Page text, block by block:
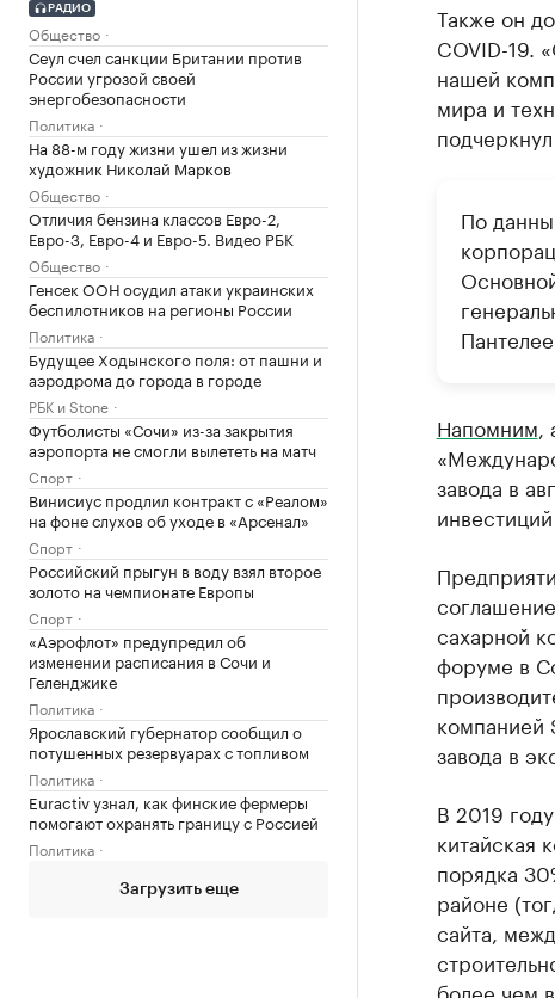
РАДИО
Общество
Сеул счел санкции Британии против
России угрозой своей
энергобезопасности
Политика
На 88-м году жизни ушел из жизни
художник Николай Марков
Общество
Отличия бензина классов Евро-2,
Евро-3, Евро-4 и Евро-5. Видео РБК
Общество
Генсек ООН осудил атаки украинских
беспилотников на регионы России
Политика
Будущее Ходынского поля: от пашни и
аэродрома до города в городе
РБК и Stone
Футболисты «Сочи» из-за закрытия
аэропорта не смогли вылететь на матч
Спорт
Винисиус продлил контракт с «Реалом»
на фоне слухов об уходе в «Арсенал»
Спорт
Российский прыгун в воду взял второе
золото на чемпионате Европы
Спорт
«Аэрофлот» предупредил об
изменении расписания в Сочи и
Геленджике
Политика
Ярославский губернатор сообщил о
потушенных резервуарах с топливом
Политика
Euractiv узнал, как финские фермеры
помогают охранять границу с Россией
Политика
Загрузить еще
Также он
COVID-19.
нашей
мира и
По
Напомним
завода в
сахарной
форуме в
компанией
завода в
В 2019
китайская
порядка
районе
сайта,
более чем